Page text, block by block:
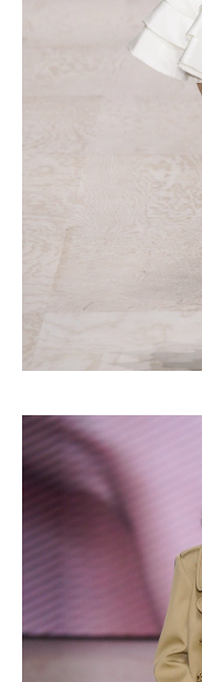
Turkuvaz
A.Ş.
https://
üzerinden
hizmetlere
pazarlama
amaçlı her
elektronik
yoluyla
ve bu
soyad ve e-
işlenmesine